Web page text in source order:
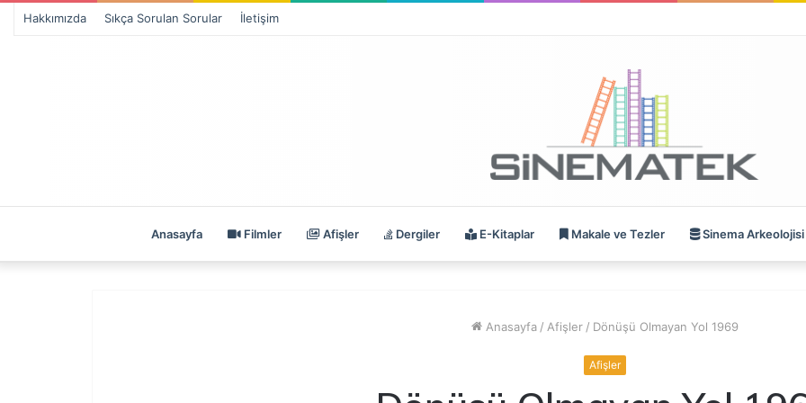
Hakkımızda Sıkça Sorulan Sorular İletişim
Anasayfa Filmler Afişler Dergiler E-Kitaplar Makale ve Tezler Sinema Arkeolojisi
Anasayfa / Afişler / Dönüşü Olmayan Yol 1969
Afişler